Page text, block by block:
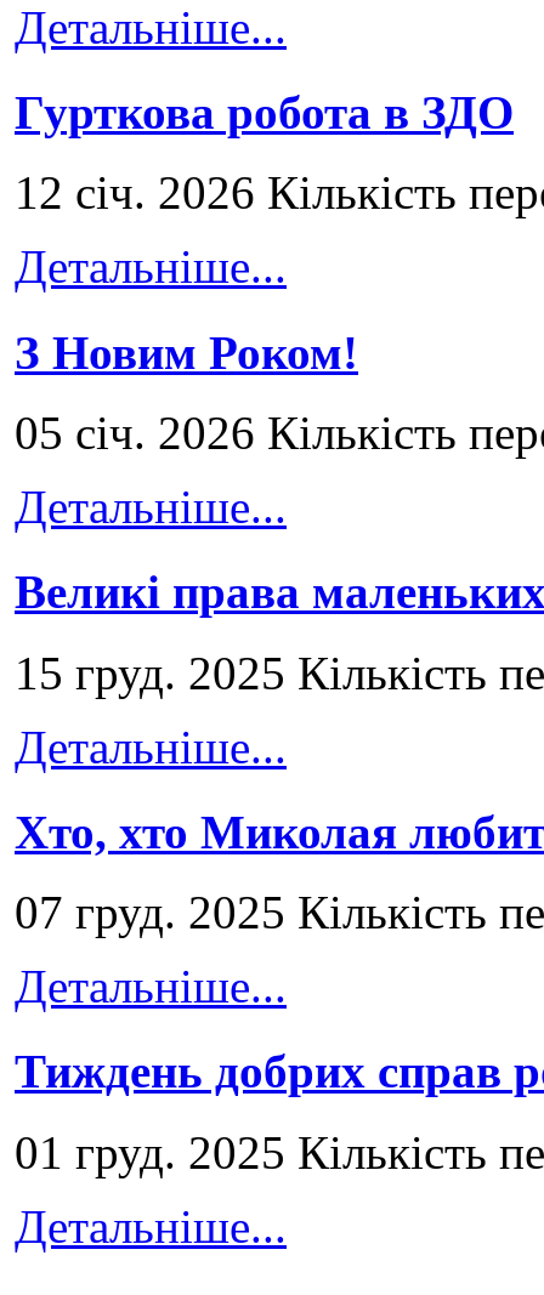
Детальніше...
Гурткова робота в ЗДО
12 січ. 2026 Кількість
Детальніше...
З Новим Роком!
05 січ. 2026 Кількість
Детальніше...
Великі права маленьких
15 груд. 2025 Кількість
Детальніше...
Хто, хто Миколая
07 груд. 2025 Кількість
Детальніше...
Тиждень добрих справ
01 груд. 2025 Кількість
Детальніше...